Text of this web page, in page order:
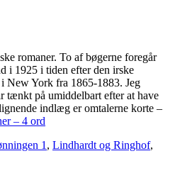
romaner. To af bøgerne foregår
i 1925 i tiden efter den irske
New York fra 1865-1883. Jeg
tænkt på umiddelbart efter at have
indlæg er omtalerne korte –
– 4 ord
1 , Lindhardt og Ringhof,